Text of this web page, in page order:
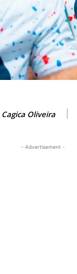
Oliveira
- Advertisement -